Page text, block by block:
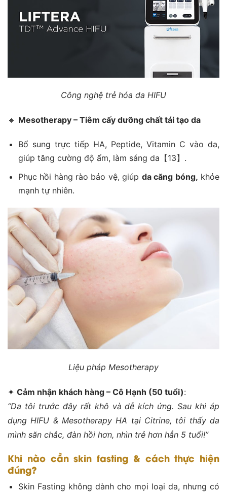
Công nghệ trẻ hóa da HIFU
🔹 Mesotherapy – Tiêm cấy dưỡng chất tái tạo da
Bổ sung trực tiếp HA, Peptide, Vitamin C vào da,
giúp tăng cường độ ẩm, làm sáng da【13】.
Phục hồi hàng rào bảo vệ, giúp da căng bóng, khỏe
mạnh tự nhiên.
Liệu pháp Mesotherapy
✦ Cảm nhận khách hàng – Cô Hạnh (50 tuổi):
“Da tôi trước đây rất khô và dễ kích ứng. Sau khi áp
dụng HIFU & Mesotherapy HA tại Citrine, tôi thấy da
mình săn chắc, đàn hồi hơn, nhìn trẻ hơn hẳn 5 tuổi!”
Khi nào cần skin fasting & cách thực hiện
đúng?
Skin Fasting không dành cho mọi loại da, nhưng có